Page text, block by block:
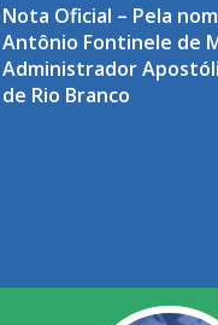
Nota Oficial – Pela
Antônio Fontinele de
Administrador
de Rio Branco